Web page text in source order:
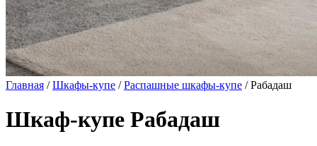
Главная /Шкафы-купе /Распашные шкафы-купе / Рабадаш
Шкаф-купе Рабадаш